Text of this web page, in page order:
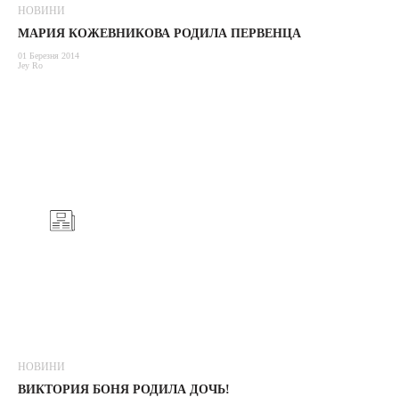
НОВИНИ
МАРИЯ КОЖЕВНИКОВА РОДИЛА ПЕРВЕНЦА
01 Березня 2014
Jey Ro
НОВИНИ
ВИКТОРИЯ БОНЯ РОДИЛА ДОЧЬ!